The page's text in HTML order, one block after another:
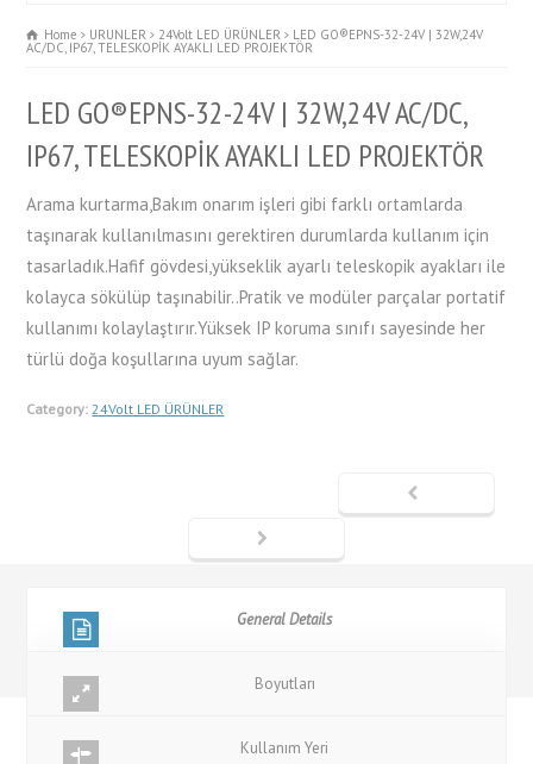
Home URUNLER 24Volt LED ÜRÜNLER LED GO®EPNS-32-24V | 32W,24V
AC/DC, IP67, TELESKOPİK AYAKLI LED PROJEKTÖR
LED GO®EPNS-32-24V | 32W,24V AC/DC,
IP67, TELESKOPİK AYAKLI LED PROJEKTÖR
Arama kurtarma,Bakım onarım işleri gibi farklı ortamlarda
taşınarak kullanılmasını gerektiren durumlarda kullanım için
tasarladık.Hafif gövdesi,yükseklik ayarlı teleskopik ayakları ile
kolayca sökülüp taşınabilir..Pratik ve modüler parçalar portatif
kullanımı kolaylaştırır.Yüksek IP koruma sınıfı sayesinde her
türlü doğa koşullarına uyum sağlar.
Category: 24Volt LED ÜRÜNLER
General Details
Boyutları
Kullanım Yeri